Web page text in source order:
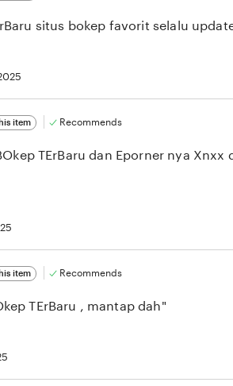
situs bokep favorit selalu
item Recommends
TErBaru dan Eporner nya Xnxx
item Recommends
TErBaru , mantap dah"